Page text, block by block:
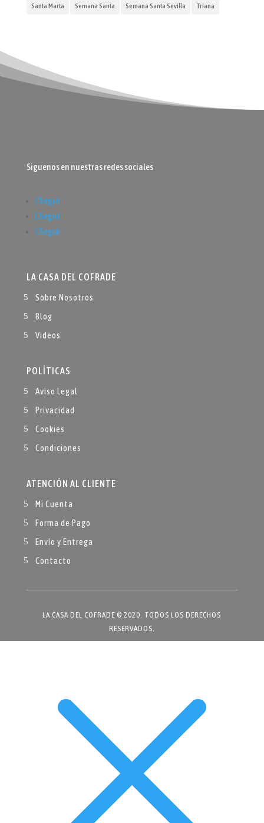
Santa Marta Semana Santa Semana Santa Sevilla TrIana
Siguenos en nuestras redes sociales
Seguir
Seguir
Seguir
LA CASA DEL COFRADE
Sobre Nosotros
Blog
Videos
POLÍTICAS
Aviso Legal
Privacidad
Cookies
Condiciones
ATENCIÓN AL CLIENTE
Mi Cuenta
Forma de Pago
Envío y Entrega
Contacto
LA CASA DEL COFRADE © 2020. TODOS LOS DERECHOS
RESERVADOS.